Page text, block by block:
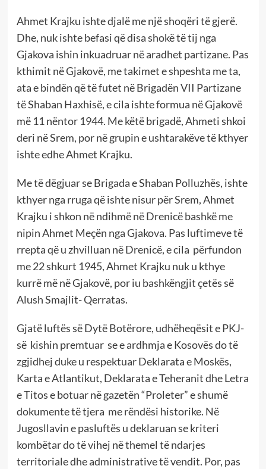
Ahmet Krajku ishte djalë me një shoqëri të gjerë.
Dhe, nuk ishte befasi që disa shokë të tij nga
Gjakova ishin inkuadruar në aradhet partizane. Pas
kthimit në Gjakovë, me takimet e shpeshta me ta,
ata e bindën që të futet në Brigadën VII Partizane
të Shaban Haxhisë, e cila ishte formua në Gjakovë
më 11 nëntor 1944. Me këtë brigadë, Ahmeti shkoi
deri në Srem, por në grupin e ushtarakëve të kthyer
ishte edhe Ahmet Krajku.
Me të dëgjuar se Brigada e Shaban Polluzhës, ishte
kthyer nga rruga që ishte nisur për Srem, Ahmet
Krajku i shkon në ndihmë në Drenicë bashkë me
nipin Ahmet Meçën nga Gjakova. Pas luftimeve të
rrepta që u zhvilluan në Drenicë, e cila përfundon
me 22 shkurt 1945, Ahmet Krajku nuk u kthye
kurrë më në Gjakovë, por iu bashkëngjit çetës së
Alush Smajlit- Qerratas.
Gjatë luftës së Dytë Botërore, udhëheqësit e PKJ-
së kishin premtuar se e ardhmja e Kosovës do të
zgjidhej duke u respektuar Deklarata e Moskës,
Karta e Atlantikut, Deklarata e Teheranit dhe Letra
e Titos e botuar në gazetën “Proleter” e shumë
dokumente të tjera me rëndësi historike. Në
Jugosllavin e pasluftës u deklaruan se kriteri
kombëtar do të vihej në themel të ndarjes
territoriale dhe administrative të vendit. Por, pas